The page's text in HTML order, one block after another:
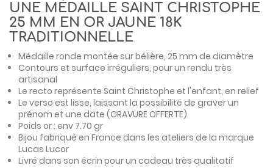
UNE MÉDAILLE SAINT CHRISTOPHE
25 MM EN OR JAUNE 18K
TRADITIONNELLE
Médaille ronde montée sur bélière, 25 mm de diamètre
Contours et surface irréguliers, pour un rendu très
artisanal
Le recto représente Saint Christophe et l'enfant, en relief
Le verso est lisse, laissant la possibilité de graver un
prénom et une date (GRAVURE OFFERTE)
Poids or : env 7.70 gr
Bijou fabriqué en France dans les ateliers de la marque
Lucas Lucor
Livré dans son écrin pour un cadeau très qualitatif